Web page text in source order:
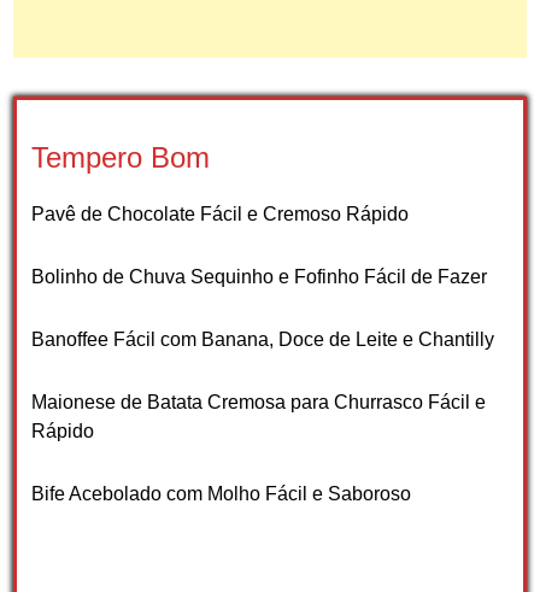
Tempero Bom
Pavê de Chocolate Fácil e Cremoso Rápido
Bolinho de Chuva Sequinho e Fofinho Fácil de Fazer
Banoffee Fácil com Banana, Doce de Leite e Chantilly
Maionese de Batata Cremosa para Churrasco Fácil e
Rápido
Bife Acebolado com Molho Fácil e Saboroso